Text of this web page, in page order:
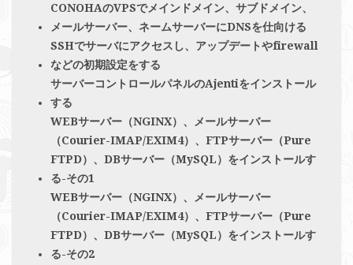
CONOHAのVPSでメインドメイン、サブドメイン、
メールサーバー、ネームサーバーにDNSを仕向ける
SSHでサーバにアクセスし、アップデートやfirewall
などの初期設定をする
サーバーコントロールパネルのAjentiをインストール
する
WEBサーバー（NGINX）、メールサーバー
（Courier-IMAP/EXIM4）、FTPサーバー（Pure
FTPD）、DBサーバー（MySQL）をインストールす
る-その1
WEBサーバー（NGINX）、メールサーバー
（Courier-IMAP/EXIM4）、FTPサーバー（Pure
FTPD）、DBサーバー（MySQL）をインストールす
る-その2